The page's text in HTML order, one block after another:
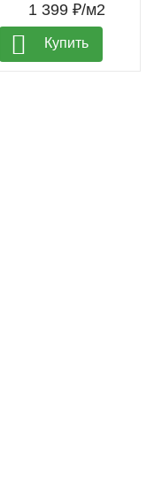
1 399 ₽/м2
Купить